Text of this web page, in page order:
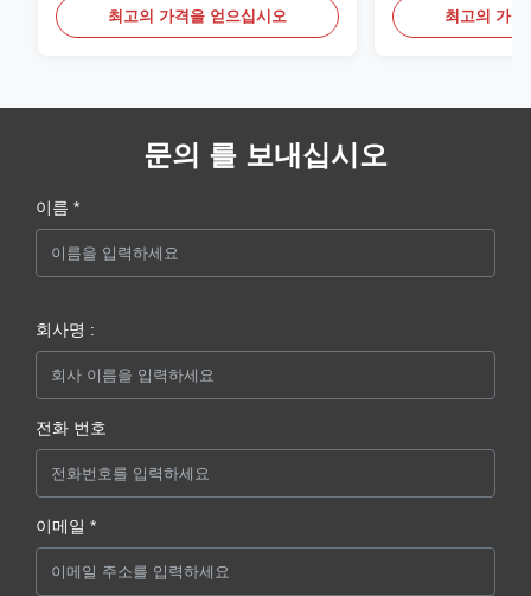
최고의 가격을 얻으십시오 최고의 가
문의 를 보내십시오
이름 *
회사명 :
전화 번호
이메일 *